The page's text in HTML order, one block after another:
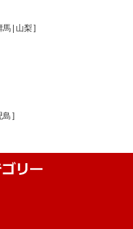
| 山梨 ]
島 ]